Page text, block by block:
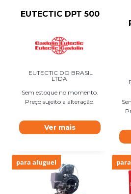
EUTECTIC DPT 500
EUTECTIC DO BRASIL
LTDA
Sem estoque no momento.
Preço sujeito a alteração.
Ver mais
para aluguel